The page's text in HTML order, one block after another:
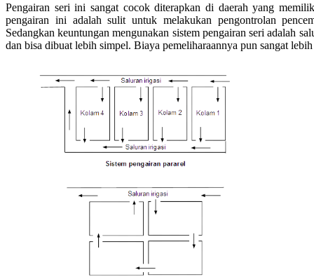
Pengairan seri ini sangat cocok diterapkan di daerah yang
pengairan ini adalah sulit untuk melakukan pengontrolan
Sedangkan keuntungan mengunakan sistem pengairan seri adalah
dan bisa dibuat lebih simpel. Biaya pemeliharaannya pun sangat